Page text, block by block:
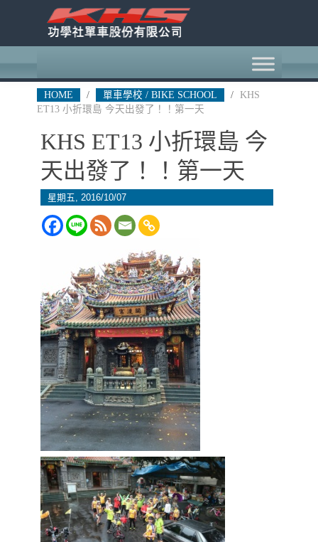
HOME / 單車學校 / BIKE SCHOOL /
KHS
ET13 小折環島 今天出發了！！第一天
KHS ET13 小折環島 今
天出發了！！第一天
星期五, 2016/10/07